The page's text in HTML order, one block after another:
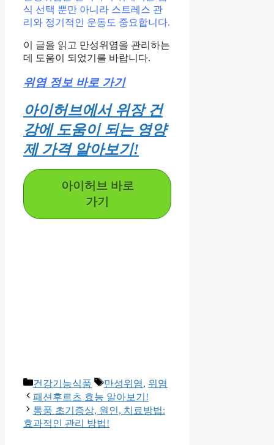
식 선택 뿐만 아니라 스트레스 관
리와 정기적인 운동도 중요합니다.
이 글을 읽고 만성위염을 관리하는
데 도움이 되었기를 바랍니다.
위염 정보 바로 가기
아이허브에서 위장 건
강에 도움이 되는 영양
제 가격 알아보기!
아이허브 바로
가기
Categories
건강기능식품 Tags
만성위염, 위염
패션후르츠 효능 알아보기!
통풍 초기증상, 원인, 치료방법:
효과적인 관리 방법!